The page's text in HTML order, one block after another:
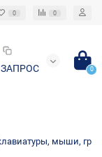
0 0
0
мыши,